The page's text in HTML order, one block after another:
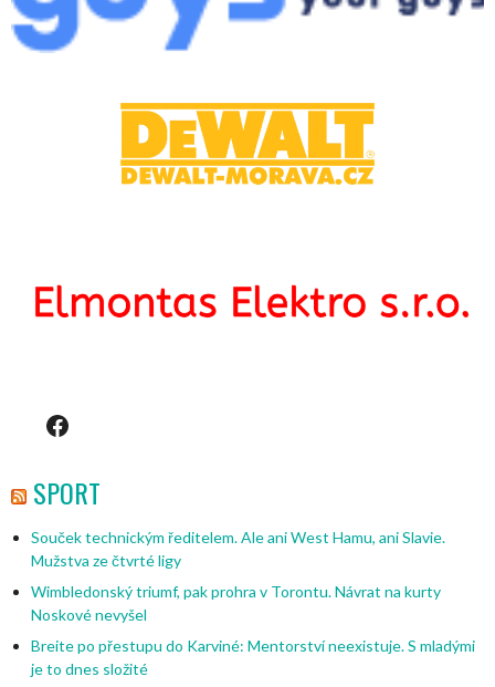
Facebook
SPORT
Souček technickým ředitelem. Ale ani West Hamu, ani Slavie.
Mužstva ze čtvrté ligy
Wimbledonský triumf, pak prohra v Torontu. Návrat na kurty
Noskové nevyšel
Breite po přestupu do Karviné: Mentorství neexistuje. S mladými
je to dnes složité